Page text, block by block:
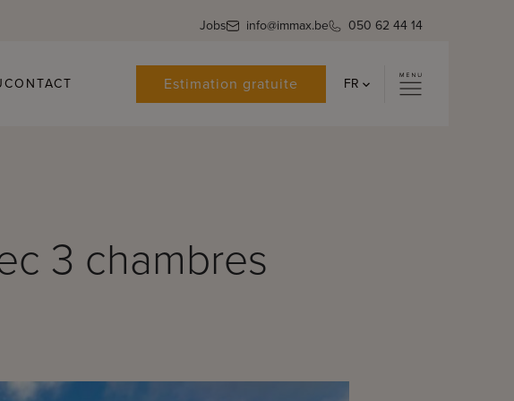
Jobs info@immax.be 050 62 44 14
CONTACT Estimation gratuite FR
3 chambres